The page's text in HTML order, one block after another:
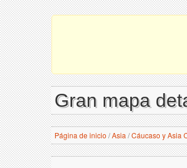
Gran mapa
Página de inicio /Asia /Cáucaso y Asia